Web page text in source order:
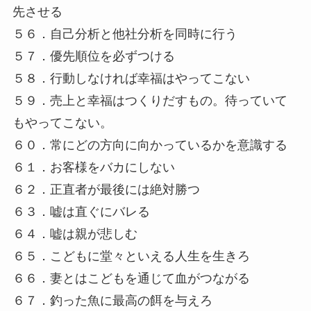
先させる
５６．自己分析と他社分析を同時に行う
５７．優先順位を必ずつける
５８．行動しなければ幸福はやってこない
５９．売上と幸福はつくりだすもの。待っていて
もやってこない。
６０．常にどの方向に向かっているかを意識する
６１．お客様をバカにしない
６２．正直者が最後には絶対勝つ
６３．嘘は直ぐにバレる
６４．嘘は親が悲しむ
６５．こどもに堂々といえる人生を生きろ
６６．妻とはこどもを通じて血がつながる
６７．釣った魚に最高の餌を与えろ